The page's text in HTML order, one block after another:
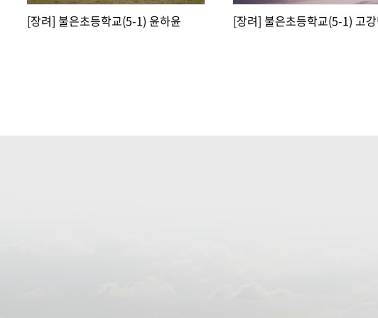
[장려] 불은초등학교(5-1) 윤하윤 [장려] 불은초등학교(5-1) 고